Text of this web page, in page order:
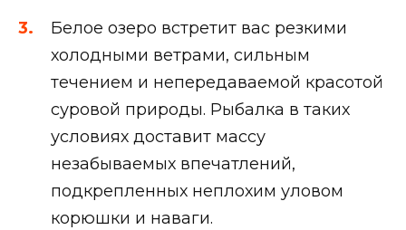
Белое озеро встретит вас резкими
холодными ветрами, сильным
течением и непередаваемой красотой
суровой природы. Рыбалка в таких
условиях доставит массу
незабываемых впечатлений,
подкрепленных неплохим уловом
корюшки и наваги.